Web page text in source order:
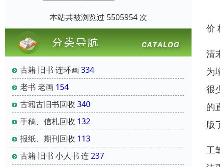
本站共被浏览过 5505954 次
古籍 旧书 连环画334
老书 老画 154
古籍古旧书回收 340
手稿、信札回收 132
报纸、期刊回收 113
古籍 旧书 小人书 连237
价
清
为
很
的
版
工